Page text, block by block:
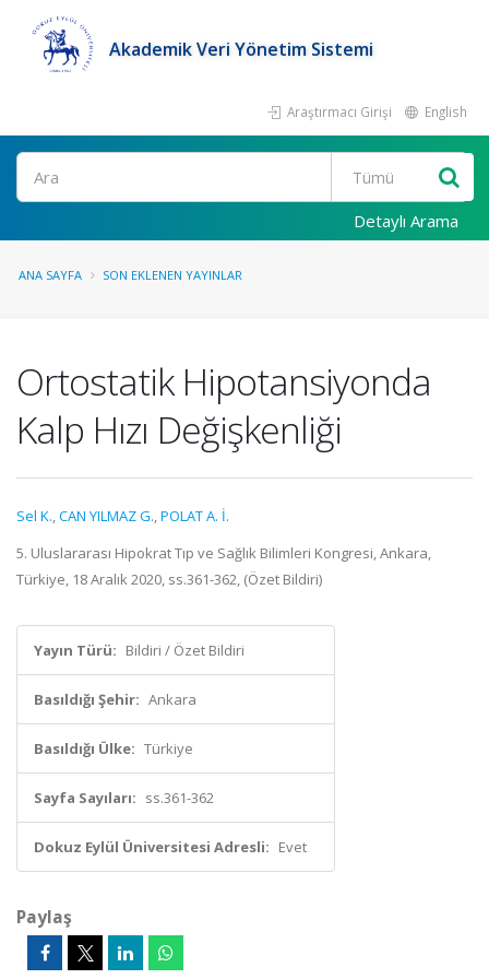
Akademik Veri Yönetim Sistemi
Araştırmacı Girişi English
Ara
Detaylı Arama
ANA SAYFA SON EKLENEN YAYINLAR
Ortostatik Hipotansiyonda
Kalp Hızı Değişkenliği
Sel K.,CAN YILMAZ G.,POLAT A. İ.
5. Uluslararası Hipokrat Tıp ve Sağlık Bilimleri Kongresi, Ankara,
Türkiye, 18 Aralık 2020, ss.361-362, (Özet Bildiri)
Yayın Türü: Bildiri / Özet Bildiri
Basıldığı Şehir: Ankara
Basıldığı Ülke: Türkiye
Sayfa Sayıları: ss.361-362
Dokuz Eylül Üniversitesi Adresli: Evet
Paylaş